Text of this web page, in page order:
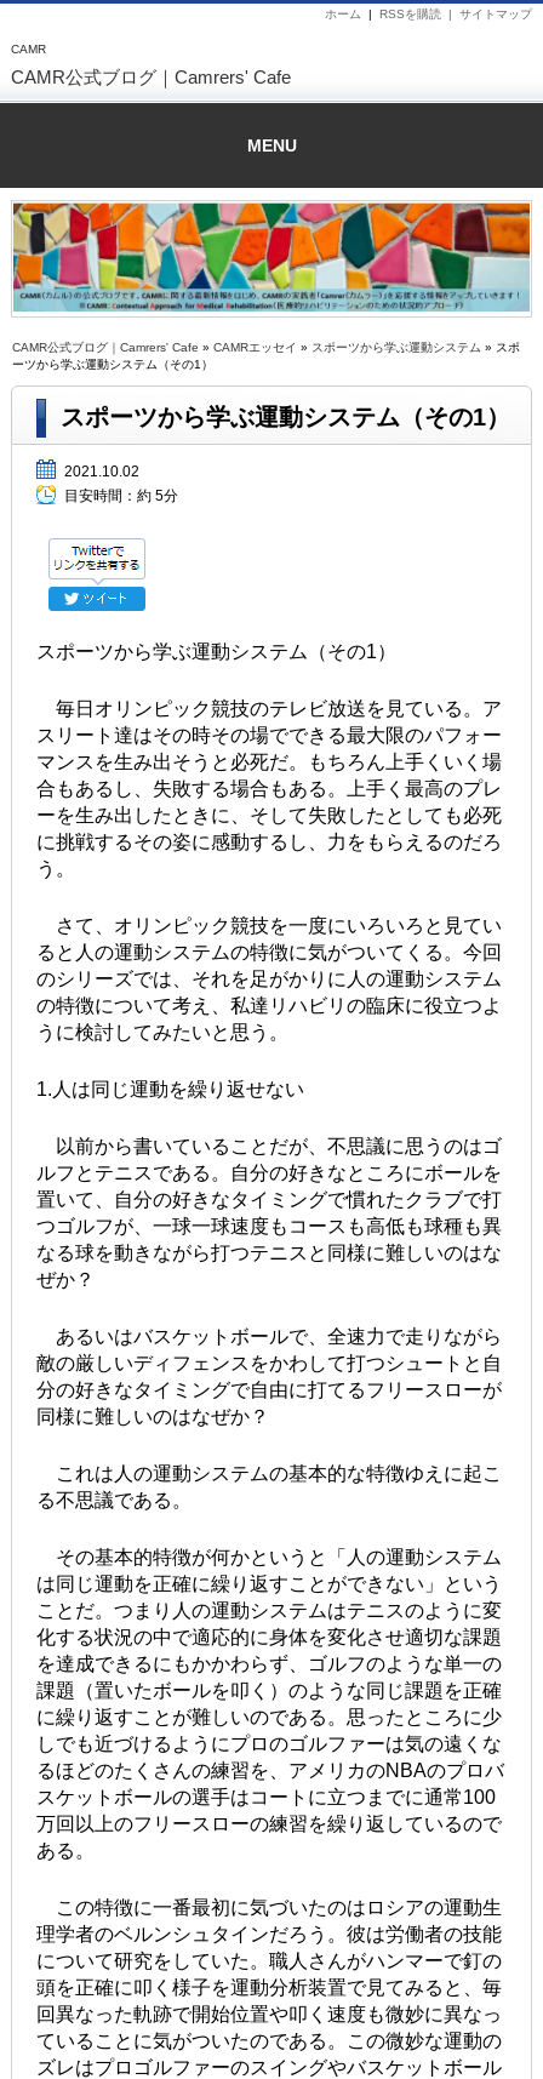
CAMR
サイトマップ
RSSを購読 |
ホーム |
CAMR公式ブログ｜Camrers' Cafe
MENU
CAMR公式ブログ｜Camrers' Cafe » CAMRエッセイ » スポーツから学ぶ運動システム » スポ
ーツから学ぶ運動システム（その1）
スポーツから学ぶ運動システム（その1）
2021.10.02
目安時間： 約 5分
スポーツから学ぶ運動システム（その1）
毎日オリンピック競技のテレビ放送を見ている。ア
スリート達はその時その場でできる最大限のパフォー
マンスを生み出そうと必死だ。もちろん上手くいく場
合もあるし、失敗する場合もある。上手く最高のプレ
ーを生み出したときに、そして失敗したとしても必死
に挑戦するその姿に感動するし、力をもらえるのだろ
う。
さて、オリンピック競技を一度にいろいろと見てい
ると人の運動システムの特徴に気がついてくる。今回
のシリーズでは、それを足がかりに人の運動システム
の特徴について考え、私達リハビリの臨床に役立つよ
うに検討してみたいと思う。
1.人は同じ運動を繰り返せない
以前から書いていることだが、不思議に思うのはゴ
ルフとテニスである。自分の好きなところにボールを
置いて、自分の好きなタイミングで慣れたクラブで打
つゴルフが、一球一球速度もコースも高低も球種も異
なる球を動きながら打つテニスと同様に難しいのはな
ぜか？
あるいはバスケットボールで、全速力で走りながら
敵の厳しいディフェンスをかわして打つシュートと自
分の好きなタイミングで自由に打てるフリースローが
同様に難しいのはなぜか？
これは人の運動システムの基本的な特徴ゆえに起こ
る不思議である。
その基本的特徴が何かというと「人の運動システム
は同じ運動を正確に繰り返すことができない」という
ことだ。つまり人の運動システムはテニスのように変
化する状況の中で適応的に身体を変化させ適切な課題
を達成できるにもかかわらず、ゴルフのような単一の
課題（置いたボールを叩く）のような同じ課題を正確
に繰り返すことが難しいのである。思ったところに少
しでも近づけるようにプロのゴルファーは気の遠くな
るほどのたくさんの練習を、アメリカのNBAのプロバ
スケットボールの選手はコートに立つまでに通常100
万回以上のフリースローの練習を繰り返しているので
ある。
この特徴に一番最初に気づいたのはロシアの運動生
理学者のベルンシュタインだろう。彼は労働者の技能
について研究をしていた。職人さんがハンマーで釘の
頭を正確に叩く様子を運動分析装置で見てみると、毎
回異なった軌跡で開始位置や叩く速度も微妙に異なっ
ていることに気がついたのである。この微妙な運動の
ズレはプロゴルファーのスイングやバスケットボール